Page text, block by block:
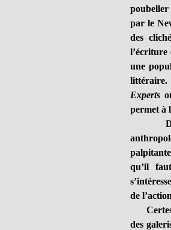
poubeller
par le
des
l’écriture
une
littéraire.
Experts
permet à
qu’il
de
Certes,
des